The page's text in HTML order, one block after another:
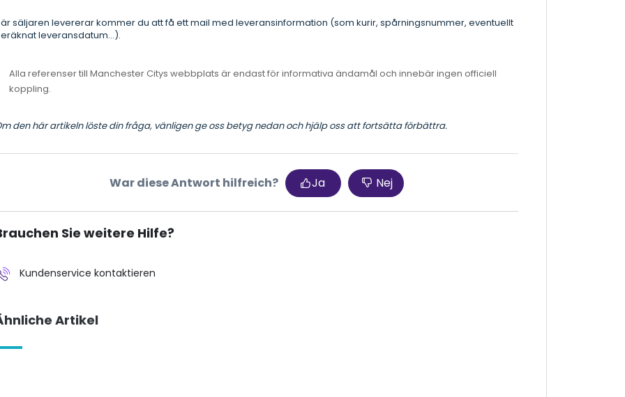
säljaren levererar kommer du att få ett mail med leveransinformation (som kurir, spårningsnummer, eventuellt
leveransdatum...).
Alla referenser till Manchester Citys webbplats är endast för informativa ändamål och innebär ingen officiell
koppling.
den här artikeln löste din fråga, vänligen ge oss betyg nedan och hjälp oss att fortsätta förbättra.
War diese Antwort hilfreich? Ja Nej
Sie weitere Hilfe?
Kundenservice kontaktieren
Artikel